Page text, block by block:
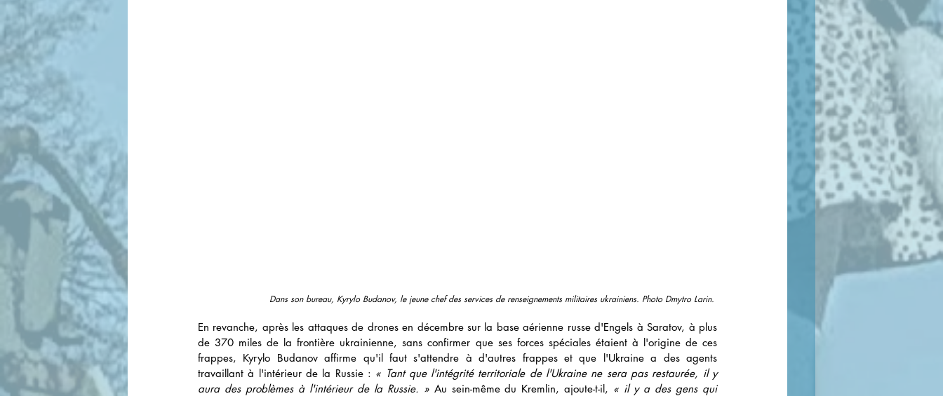
Dans son bureau, Kyrylo Budanov, le jeune chef des services de renseignements militaires ukrainiens. Photo Dmytro Larin.
En revanche, après les attaques de drones en décembre sur la base aérienne russe d'Engels à Saratov, à plus
de 370 miles de la frontière ukrainienne, sans confirmer que ses forces spéciales étaient à l'origine de ces
frappes, Kyrylo Budanov affirme qu'il faut s'attendre à d'autres frappes et que l'Ukraine a des agents
travaillant à l'intérieur de la Russie : « Tant que l'intégrité territoriale de l'Ukraine ne sera pas restaurée, il y
aura des problèmes à l'intérieur de la Russie. » Au sein-même du Kremlin, ajoute-t-il, « il y a des gens qui